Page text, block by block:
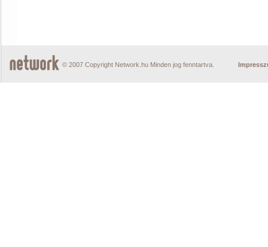
© 2007 Copyright Network.hu Minden jog fenntartva.